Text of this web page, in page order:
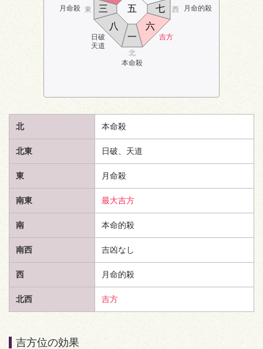
月命殺 月命的殺
日破
天道
本命殺
吉方
北
東 西
一
三
五
六
七
八
北 本命殺
北東 日破、 天道
東 月命殺
南東 最大吉方
南 本命的殺
南西 吉凶なし
西 月命的殺
北西 吉方
吉方位の効果